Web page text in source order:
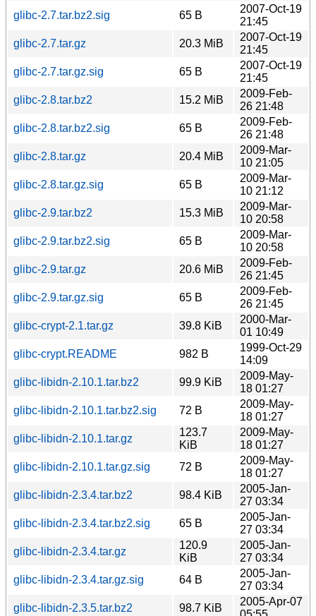
glibc-2.7.tar.bz2.sig
65 B
2007-Oct-19
21:45
glibc-2.7.tar.gz
20.3 MiB
2007-Oct-19
21:45
glibc-2.7.tar.gz.sig
65 B
2007-Oct-19
21:45
glibc-2.8.tar.bz2
15.2 MiB
2009-Feb-
26 21:48
glibc-2.8.tar.bz2.sig
65 B
2009-Feb-
26 21:48
glibc-2.8.tar.gz
20.4 MiB
2009-Mar-
10 21:05
glibc-2.8.tar.gz.sig
65 B
2009-Mar-
10 21:12
glibc-2.9.tar.bz2
15.3 MiB
2009-Mar-
10 20:58
glibc-2.9.tar.bz2.sig
65 B
2009-Mar-
10 20:58
glibc-2.9.tar.gz
20.6 MiB
2009-Feb-
26 21:45
glibc-2.9.tar.gz.sig
65 B
2009-Feb-
26 21:45
glibc-crypt-2.1.tar.gz
39.8 KiB
2000-Mar-
01 10:49
glibc-crypt.README
982 B
1999-Oct-29
14:09
glibc-libidn-2.10.1.tar.bz2
99.9 KiB
2009-May-
18 01:27
glibc-libidn-2.10.1.tar.bz2.sig
72 B
2009-May-
18 01:27
glibc-libidn-2.10.1.tar.gz
123.7
KiB
2009-May-
18 01:27
glibc-libidn-2.10.1.tar.gz.sig
72 B
2009-May-
18 01:27
glibc-libidn-2.3.4.tar.bz2
98.4 KiB
2005-Jan-
27 03:34
glibc-libidn-2.3.4.tar.bz2.sig
65 B
2005-Jan-
27 03:34
glibc-libidn-2.3.4.tar.gz
120.9
KiB
2005-Jan-
27 03:34
glibc-libidn-2.3.4.tar.gz.sig
64 B
2005-Jan-
27 03:34
glibc-libidn-2.3.5.tar.bz2
98.7 KiB
2005-Apr-07